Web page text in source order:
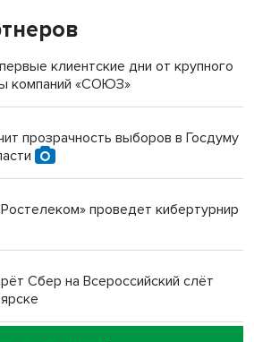
в новосибирском селе лошади
срок за избиение врачей
с женой вошли в топ-16
ВТБ открылось в Искитиме
клиентские дни от крупного
компаний «СОЮЗ»
прозрачность выборов в Госдуму
проведет кибертурнир
Сбер на Всероссийский слёт